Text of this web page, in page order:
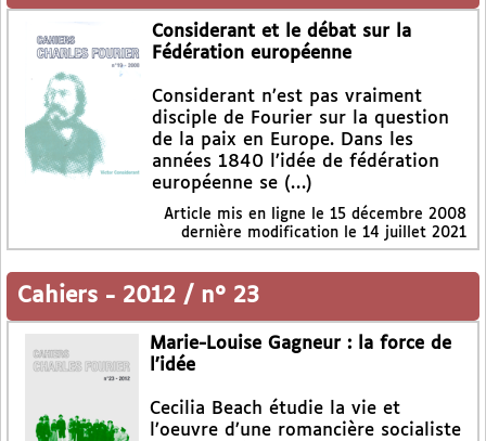
Considerant et le débat sur la
Fédération européenne
Considerant n’est pas vraiment
disciple de Fourier sur la question
de la paix en Europe. Dans les
années 1840 l’idée de fédération
européenne se (…)
Article mis en ligne le 15 décembre 2008
dernière modification le 14 juillet 2021
Cahiers - 2012 / n° 23
Marie-Louise Gagneur : la force de
l’idée
Cecilia Beach étudie la vie et
l’oeuvre d’une romancière socialiste